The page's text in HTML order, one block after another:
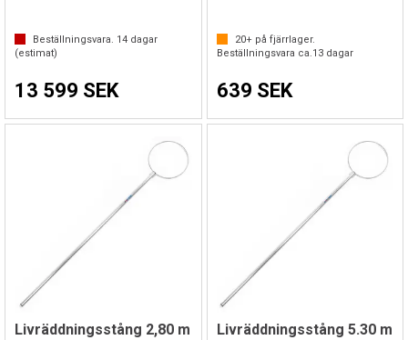
Beställningsvara. 14 dagar
(estimat)
13 599 SEK
20+på fjärrlager.
Beställningsvara ca.13dagar
639 SEK
Livräddningsstång 2,80 m Livräddningsstång 5.30 m